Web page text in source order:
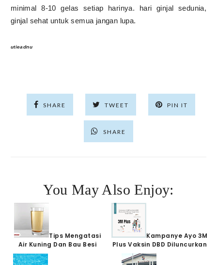
minimal 8-10 gelas setiap harinya. hari ginjal sedunia,
ginjal sehat untuk semua jangan lupa.
utieadnu
SHARE TWEET PIN IT
SHARE
You May Also Enjoy:
Tips Mengatasi
Air Kuning Dan Bau Besi
Kampanye Ayo 3M
Plus Vaksin DBD Diluncurkan